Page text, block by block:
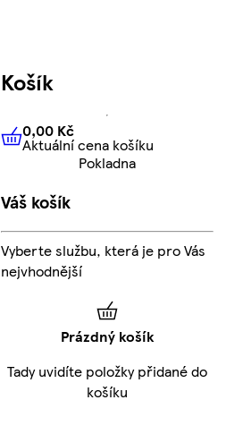
Košík
0,00 KčAktuální cena košíku
0,00 Kč
Aktuální cena košíku
Pokladna
Váš košík
Vyberte službu, která je pro Vás
nejvhodnější
Prázdný košík
Tady uvidíte položky přidané do
košíku